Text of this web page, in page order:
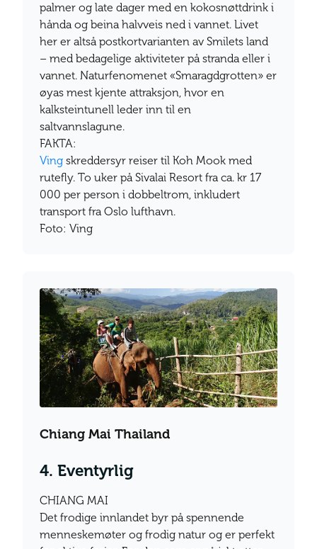
palmer og late dager med en kokosnøttdrink i
hånda og beina halvveis ned i vannet. Livet
her er altså postkortvarianten av Smilets land
– med bedagelige aktiviteter på stranda eller i
vannet. Naturfenomenet «Smaragdgrotten» er
øyas mest kjente attraksjon, hvor en
kalksteintunell leder inn til en
saltvannslagune.
FAKTA:
Ving skreddersyr reiser til Koh Mook med
rutefly. To uker på Sivalai Resort fra ca. kr 17
000 per person i dobbeltrom, inkludert
transport fra Oslo lufthavn.
Foto: Ving
Chiang Mai Thailand
4. Eventyrlig
CHIANG MAI
Det frodige innlandet byr på spennende
menneskemøter og frodig natur og er perfekt